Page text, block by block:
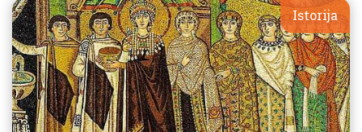
Istorija